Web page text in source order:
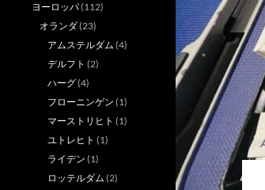
ヨーロッパ(112)
オランダ(23)
アムステルダム (4)
デルフト (2)
ハーグ(4)
フローニンゲン (1)
マーストリヒト (1)
ユトレヒト (1)
ライデン (1)
ロッテルダム (2)